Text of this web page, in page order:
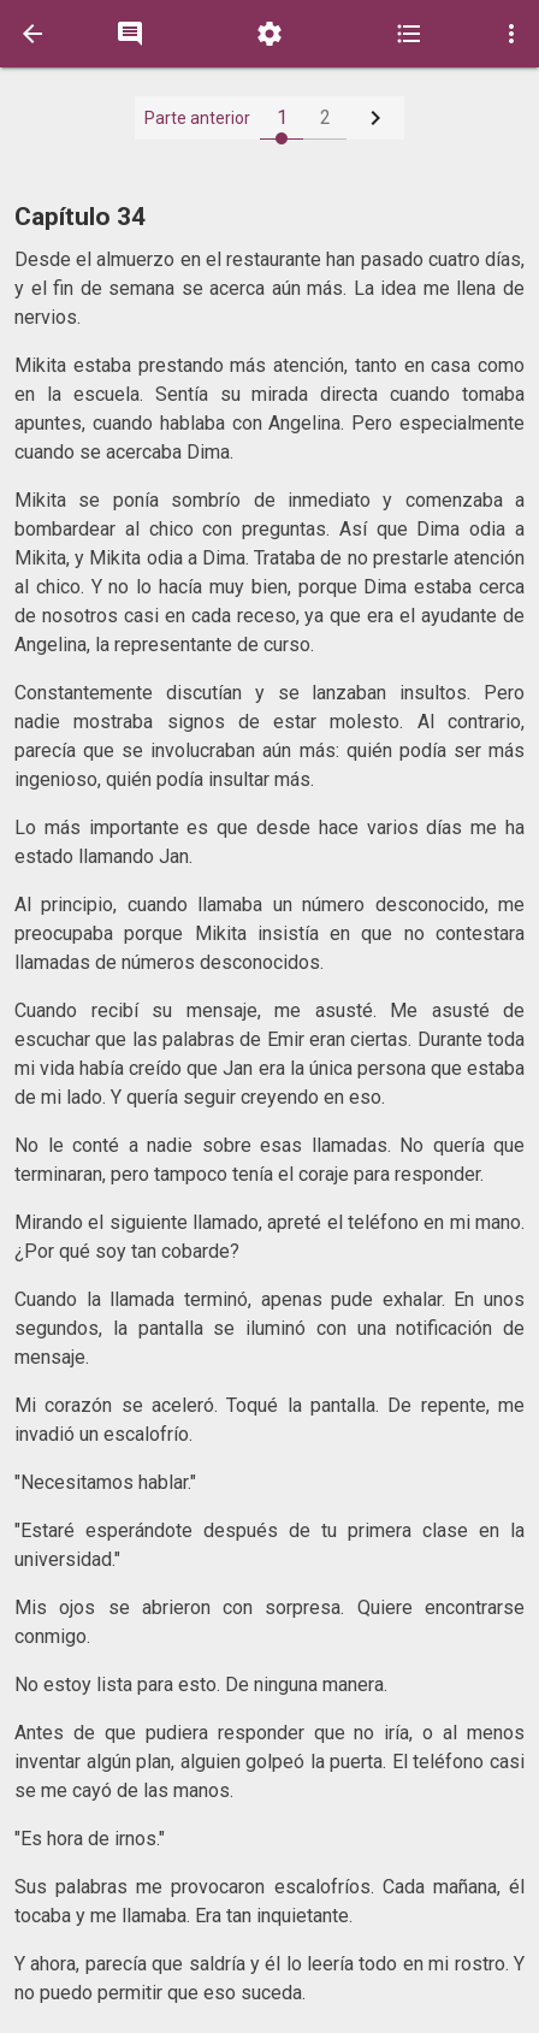
    
Parte anterior 1 2 
Capítulo 34
Desde el almuerzo en el restaurante han pasado cuatro días,
y el fin de semana se acerca aún más. La idea me llena de
nervios.
Mikita estaba prestando más atención, tanto en casa como
en la escuela. Sentía su mirada directa cuando tomaba
apuntes, cuando hablaba con Angelina. Pero especialmente
cuando se acercaba Dima.
Mikita se ponía sombrío de inmediato y comenzaba a
bombardear al chico con preguntas. Así que Dima odia a
Mikita, y Mikita odia a Dima. Trataba de no prestarle atención
al chico. Y no lo hacía muy bien, porque Dima estaba cerca
de nosotros casi en cada receso, ya que era el ayudante de
Angelina, la representante de curso.
Constantemente discutían y se lanzaban insultos. Pero
nadie mostraba signos de estar molesto. Al contrario,
parecía que se involucraban aún más: quién podía ser más
ingenioso, quién podía insultar más.
Lo más importante es que desde hace varios días me ha
estado llamando Jan.
Al principio, cuando llamaba un número desconocido, me
preocupaba porque Mikita insistía en que no contestara
llamadas de números desconocidos.
Cuando recibí su mensaje, me asusté. Me asusté de
escuchar que las palabras de Emir eran ciertas. Durante toda
mi vida había creído que Jan era la única persona que estaba
de mi lado. Y quería seguir creyendo en eso.
No le conté a nadie sobre esas llamadas. No quería que
terminaran, pero tampoco tenía el coraje para responder.
Mirando el siguiente llamado, apreté el teléfono en mi mano.
¿Por qué soy tan cobarde?
Cuando la llamada terminó, apenas pude exhalar. En unos
segundos, la pantalla se iluminó con una notificación de
mensaje.
Mi corazón se aceleró. Toqué la pantalla. De repente, me
invadió un escalofrío.
"Necesitamos hablar."
"Estaré esperándote después de tu primera clase en la
universidad."
Mis ojos se abrieron con sorpresa. Quiere encontrarse
conmigo.
No estoy lista para esto. De ninguna manera.
Antes de que pudiera responder que no iría, o al menos
inventar algún plan, alguien golpeó la puerta. El teléfono casi
se me cayó de las manos.
"Es hora de irnos."
Sus palabras me provocaron escalofríos. Cada mañana, él
tocaba y me llamaba. Era tan inquietante.
Y ahora, parecía que saldría y él lo leería todo en mi rostro. Y
no puedo permitir que eso suceda.